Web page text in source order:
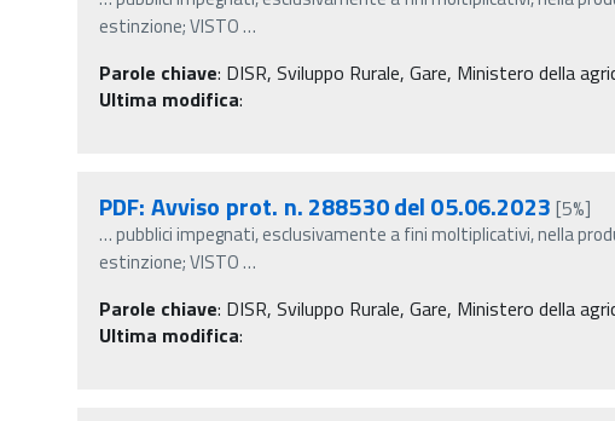
estinzione; VISTO…
Parole chiave: DISR, Sviluppo Rurale, Gare, Ministero della
Ultima modifica:
PDF: Avviso prot. n. 288530 del 05.06.2023 [5%]
…pubblici impegnati, esclusivamente a fini moltiplicativi, nella
estinzione; VISTO…
Parole chiave: DISR, Sviluppo Rurale, Gare, Ministero della
Ultima modifica: